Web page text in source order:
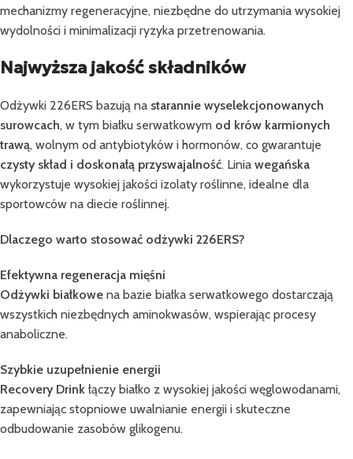
mechanizmy regeneracyjne, niezbędne do utrzymania wysokiej
wydolności i minimalizacji ryzyka przetrenowania.
Najwyższa jakość składników
Odżywki 226ERS bazują na starannie wyselekcjonowanych
surowcach, w tym białku serwatkowym od krów karmionych
trawą, wolnym od antybiotyków i hormonów, co gwarantuje
czysty skład i doskonałą przyswajalność. Linia wegańska
wykorzystuje wysokiej jakości izolaty roślinne, idealne dla
sportowców na diecie roślinnej.
Dlaczego warto stosować odżywki 226ERS?
Efektywna regeneracja mięśni
Odżywki białkowe na bazie białka serwatkowego dostarczają
wszystkich niezbędnych aminokwasów, wspierając procesy
anaboliczne.
Szybkie uzupełnienie energii
Recovery Drink łączy białko z wysokiej jakości węglowodanami,
zapewniając stopniowe uwalnianie energii i skuteczne
odbudowanie zasobów glikogenu.